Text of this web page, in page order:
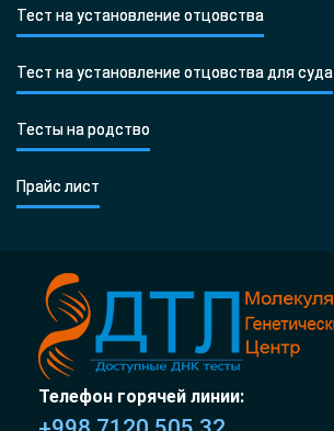
Тест на установление отцовства
Тест на установление отцовства для суда
Тесты на родство
Прайс лист
Телефон горячей линии: